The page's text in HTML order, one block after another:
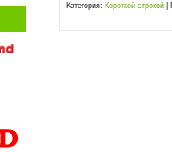
Категория: Короткой строкой